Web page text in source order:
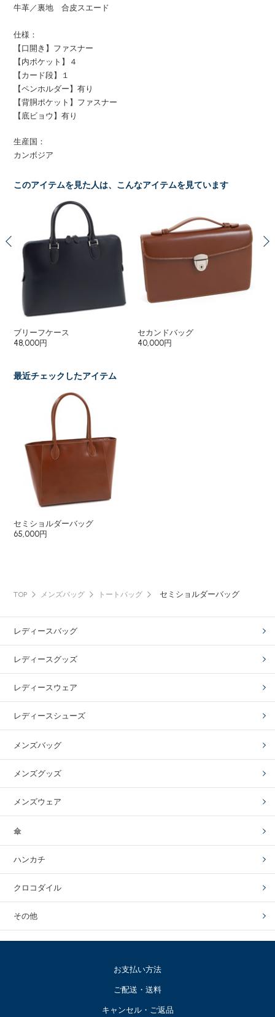
牛革／裏地 合皮スエード
仕様：
【口開き】ファスナー
【内ポケット】４
【カード段】１
【ペンホルダー】有り
【背胴ポケット】ファスナー
【底ビョウ】有り
生産国：
カンボジア
このアイテムを見た人は、こんなアイテムを見ています
ブリーフケース
48,000円
セカンドバッグ
40,000円
最近チェックしたアイテム
セミショルダーバッグ
65,000円
TOP メンズバッグ トートバッグ セミショルダーバッグ
レディースバッグ
レディースグッズ
レディースウェア
レディースシューズ
メンズバッグ
メンズグッズ
メンズウェア
傘
ハンカチ
クロコダイル
その他
お支払い方法
ご配送・送料
キャンセル・ご返品